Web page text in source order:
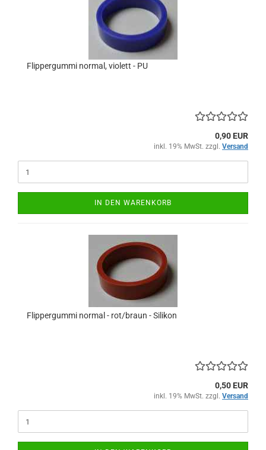
Flippergummi normal, violett - PU
0,90 EUR
inkl. 19% MwSt. zzgl. Versand
IN DEN WARENKORB
Flippergummi normal - rot/braun - Silikon
0,50 EUR
inkl. 19% MwSt. zzgl. Versand